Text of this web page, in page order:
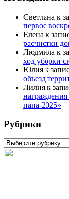
Светлана к
первое
Елена к
расчистки
Людмила к
ход уборки
Юлия к
объезд
Лилия к
папа-2025»
Рубрики
Рубрики